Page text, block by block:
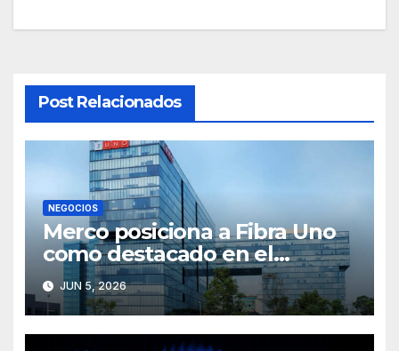
Post Relacionados
NEGOCIOS
Merco posiciona a Fibra Uno
como destacado en el
ranking ESG
JUN 5, 2026